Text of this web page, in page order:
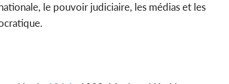
le pouvoir judiciaire, les médias et les